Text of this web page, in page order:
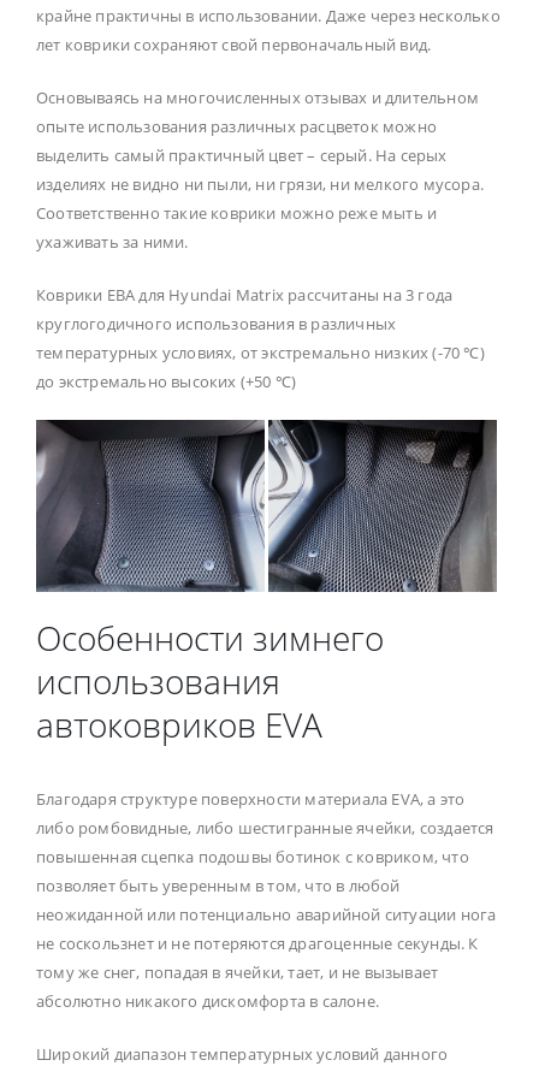
крайне практичны в использовании. Даже через несколько
лет коврики сохраняют свой первоначальный вид.
Основываясь на многочисленных отзывах и длительном
опыте использования различных расцветок можно
выделить самый практичный цвет – серый. На серых
изделиях не видно ни пыли, ни грязи, ни мелкого мусора.
Соответственно такие коврики можно реже мыть и
ухаживать за ними.
Коврики ЕВА для Hyundai Matrix рассчитаны на 3 года
круглогодичного использования в различных
температурных условиях, от экстремально низких (-70 ℃)
до экстремально высоких (+50 ℃)
Особенности зимнего
использования
автоковриков EVA
Благодаря структуре поверхности материала EVA, а это
либо ромбовидные, либо шестигранные ячейки, создается
повышенная сцепка подошвы ботинок с ковриком, что
позволяет быть уверенным в том, что в любой
неожиданной или потенциально аварийной ситуации нога
не соскользнет и не потеряются драгоценные секунды. К
тому же снег, попадая в ячейки, тает, и не вызывает
абсолютно никакого дискомфорта в салоне.
Широкий диапазон температурных условий данного